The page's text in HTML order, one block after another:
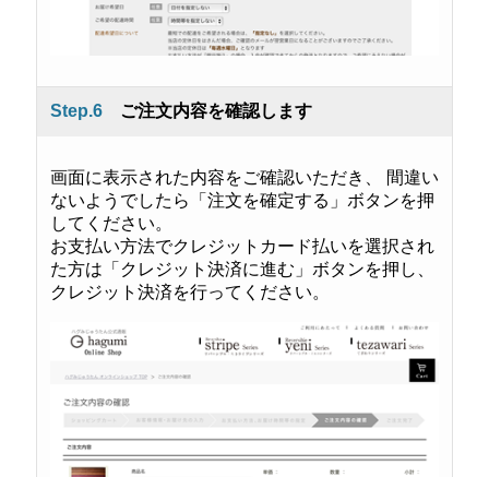
Step.6 ご注文内容を確認します
画面に表示された内容をご確認いただき、 間違い
ないようでしたら「注文を確定する」ボタンを押
してください。
お支払い方法でクレジットカード払いを選択され
た方は「クレジット決済に進む」ボタンを押し、
クレジット決済を行ってください。